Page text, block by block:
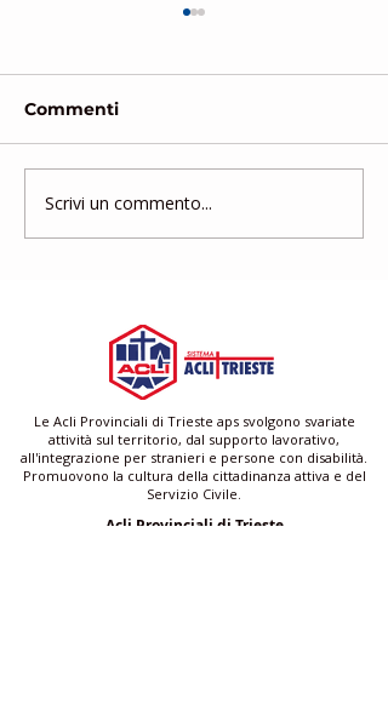
25 aprile 1945: Dalla
Resistenza
Commenti
Scrivi un commento...
Le Acli Provinciali di Trieste aps svolgono svariate
attività sul territorio, dal supporto lavorativo,
all'integrazione per stranieri e persone con disabilità.
Promuovono la cultura della cittadinanza attiva e del
Servizio Civile.
Acli Provinciali di Trieste